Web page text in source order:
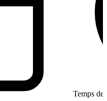
Temps de